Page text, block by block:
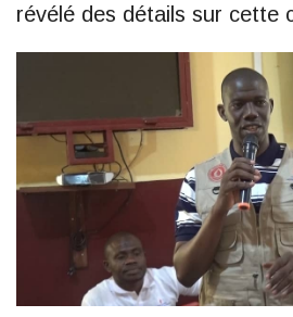
révélé des détails sur cette